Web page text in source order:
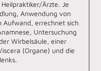
Ärzte. Je
Anwendung von
Aufwand, errechnet sich
Untersuchung
Wirbelsäule, einer
(Organe) und die